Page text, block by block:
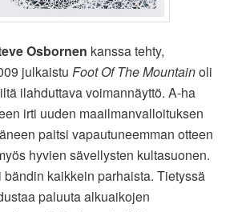
Osbornen kanssa tehty,
julkaistuFoot Of The Mountainoli
ilahduttava voimannäyttö. A-ha
irti uuden maailmanvalloituksen
paitsi vapautuneemman otteen
hyvien sävellysten kultasuonen.
kaikkein parhaista. Tietyssä
paluuta alkuaikojen